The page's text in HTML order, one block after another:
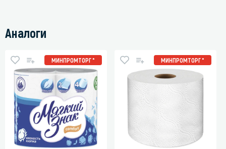
Аналоги
МИНПРОМТОРГ * МИНПРОМТОРГ *